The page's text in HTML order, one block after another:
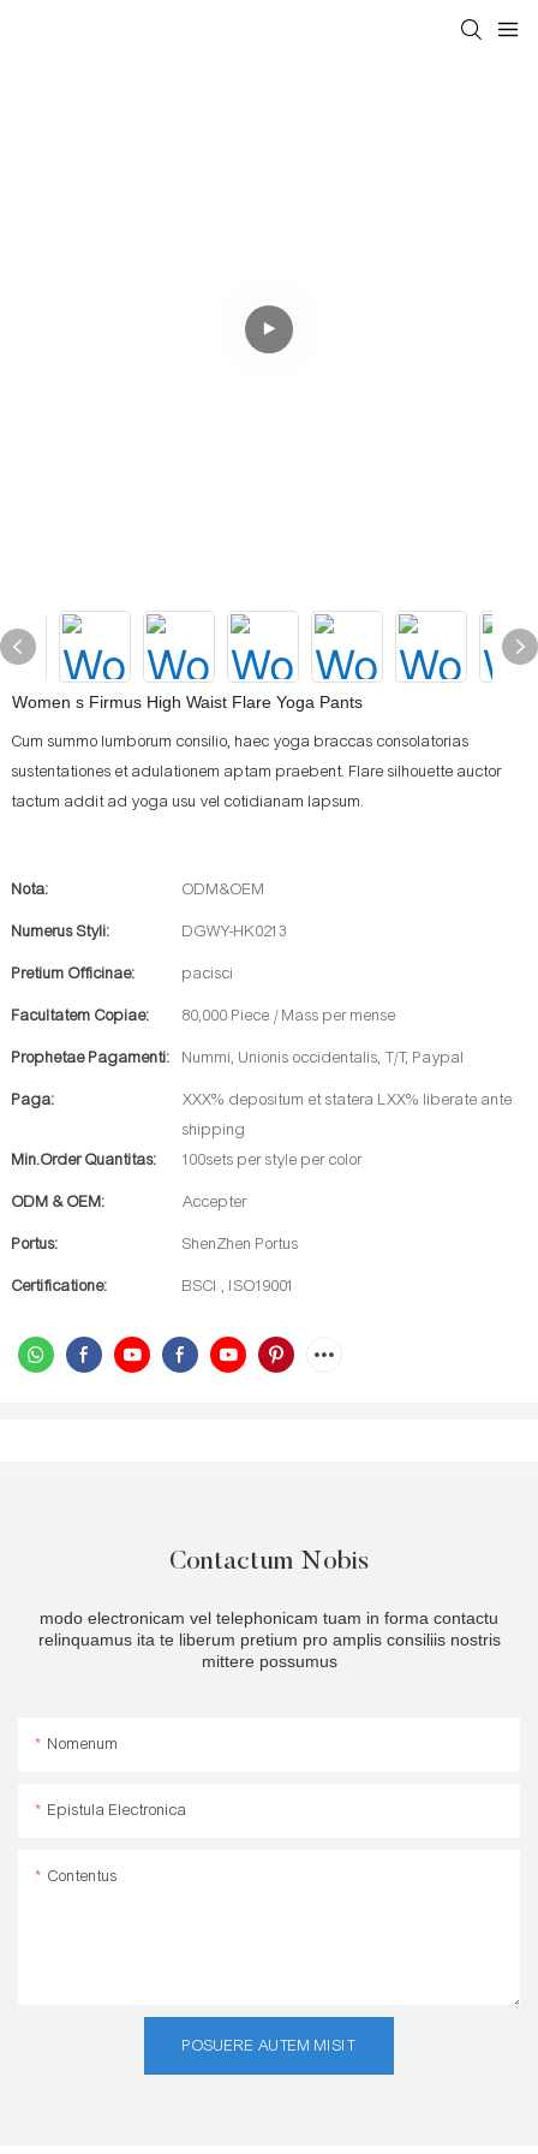
Women s Firmus High Waist Flare Yoga Pants
Cum summo lumborum consilio, haec yoga braccas consolatorias
sustentationes et adulationem aptam praebent. Flare silhouette auctor
tactum addit ad yoga usu vel cotidianam lapsum.
Nota: ODM&OEM
Numerus Styli: DGWY-HK0213
Pretium Officinae: pacisci
Facultatem Copiae: 80,000 Piece / Mass per mense
Prophetae Pagamenti: Nummi, Unionis occidentalis, T/T, Paypal
Paga:
XXX% depositum et statera LXX% liberate ante
shipping
Min.Order Quantitas:
100sets per style per color
ODM & OEM: Accepter
Portus: ShenZhen Portus
Certificatione: BSCI , ISO19001
Contactum Nobis
modo electronicam vel telephonicam tuam in forma contactu
relinquamus ita te liberum pretium pro amplis consiliis nostris
mittere possumus
Nomenum
Epistula Electronica
Contentus
POSUERE AUTEM MISIT